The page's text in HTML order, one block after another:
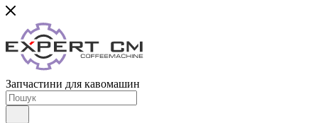
Запчастини для кавомашин